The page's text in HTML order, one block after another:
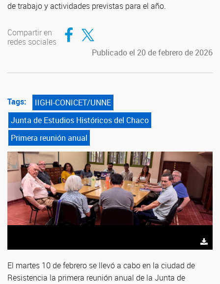
de trabajo y actividades previstas para el año.
Compartir en
redes sociales
Compartir en Facebook
Compartir en Twitter
Publicado el 20 de febrero de 2026
Tags:
IIGHI-CONICET/UNNE
Junta de Estudios Históricos del Chaco
Primera reunión anual
El martes 10 de febrero se llevó a cabo en la ciudad de
Resistencia la primera reunión anual de la Junta de